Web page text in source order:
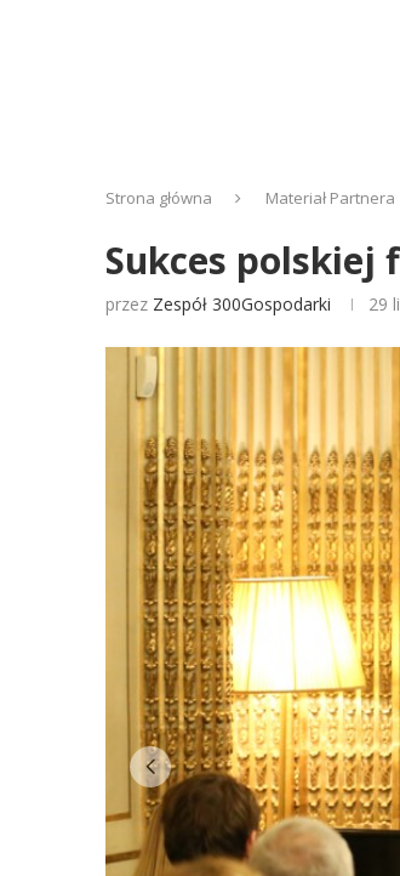
Strona główna Materiał Partnera
Sukces polskiej
przez Zespół 300Gospodarki 29